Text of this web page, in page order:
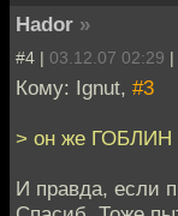
Hador »
#4 | 03.12.07 02:29 |
Кому: Ignut, #3
> он же ГОБЛИН
И правда, если